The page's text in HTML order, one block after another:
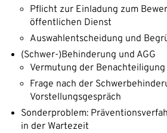
Pflicht zur Einladung zum
öffentlichen Dienst
Auswahlentscheidung und
(Schwer-)Behinderung und AGG
Vermutung der Benachteiligung
Frage nach der
Vorstellungsgespräch
Sonderproblem:
in der Wartezeit